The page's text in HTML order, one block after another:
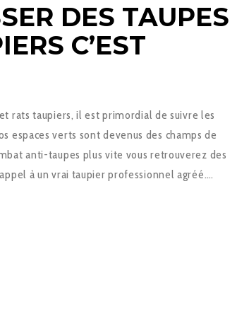
DES TAUPES
C’EST
rats taupiers, il est primordial de suivre les
espaces verts sont devenus des champs de
anti-taupes plus vite vous retrouverez des
à un vrai taupier professionnel agréé.…